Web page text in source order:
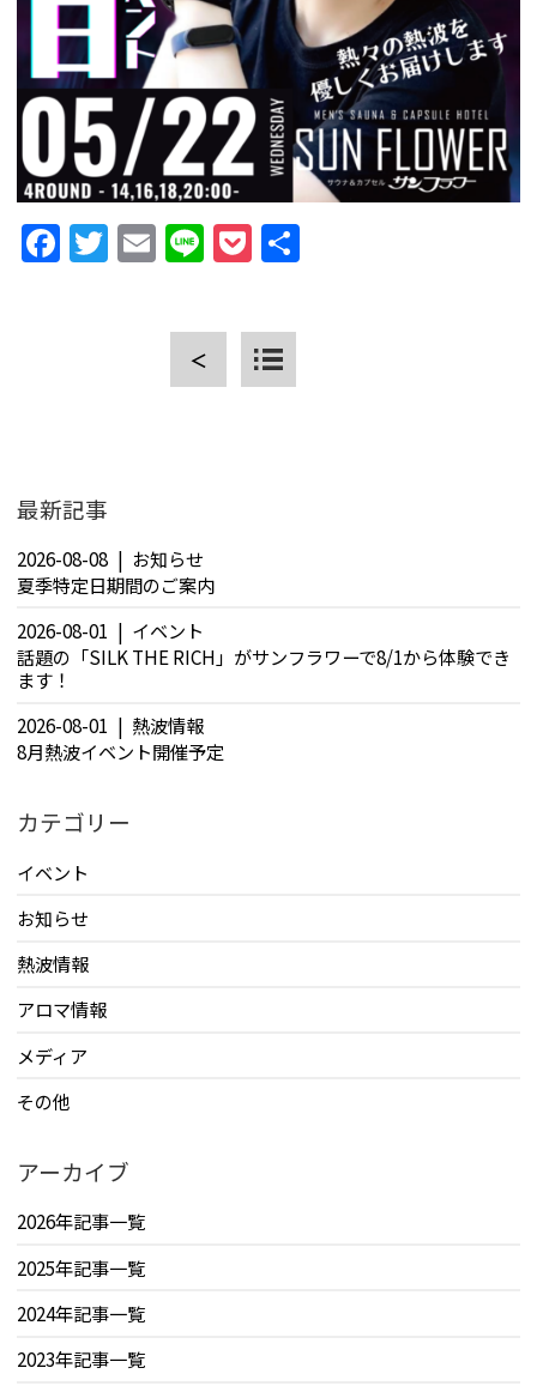
宿泊予約
NEWS & BLOG ニュース＆ブログ
Facebook
Twitter
Email
LinePocket
＜
最新記事
2026-08-08
お知らせ
夏季特定日期間のご案内
2026-08-01
イベント
話題の「SILK THE RICH」がサンフラワーで8/1から体験でき
ます！
2026-08-01
熱波情報
8月熱波イベント開催予定
カテゴリー
イベント
お知らせ
熱波情報
アロマ情報
メディア
その他
アーカイブ
2026年記事一覧
2025年記事一覧
2024年記事一覧
2023年記事一覧